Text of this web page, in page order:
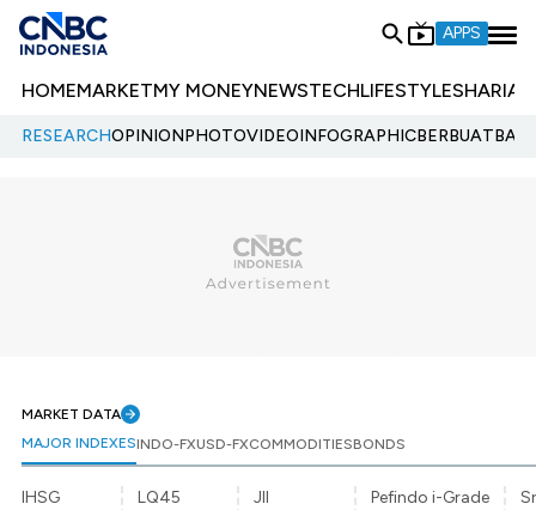
APPS
HOMEMARKETMY MONEYNEWSTECHLIFESTYLESHARIA
RESEARCHOPINIONPHOTOVIDEOINFOGRAPHIC
MARKET DATA
MAJOR INDEXESINDO-FXUSD-FXCOMMODITIESBONDS
IHSG
LQ45
JII
Pefindo i-Grade